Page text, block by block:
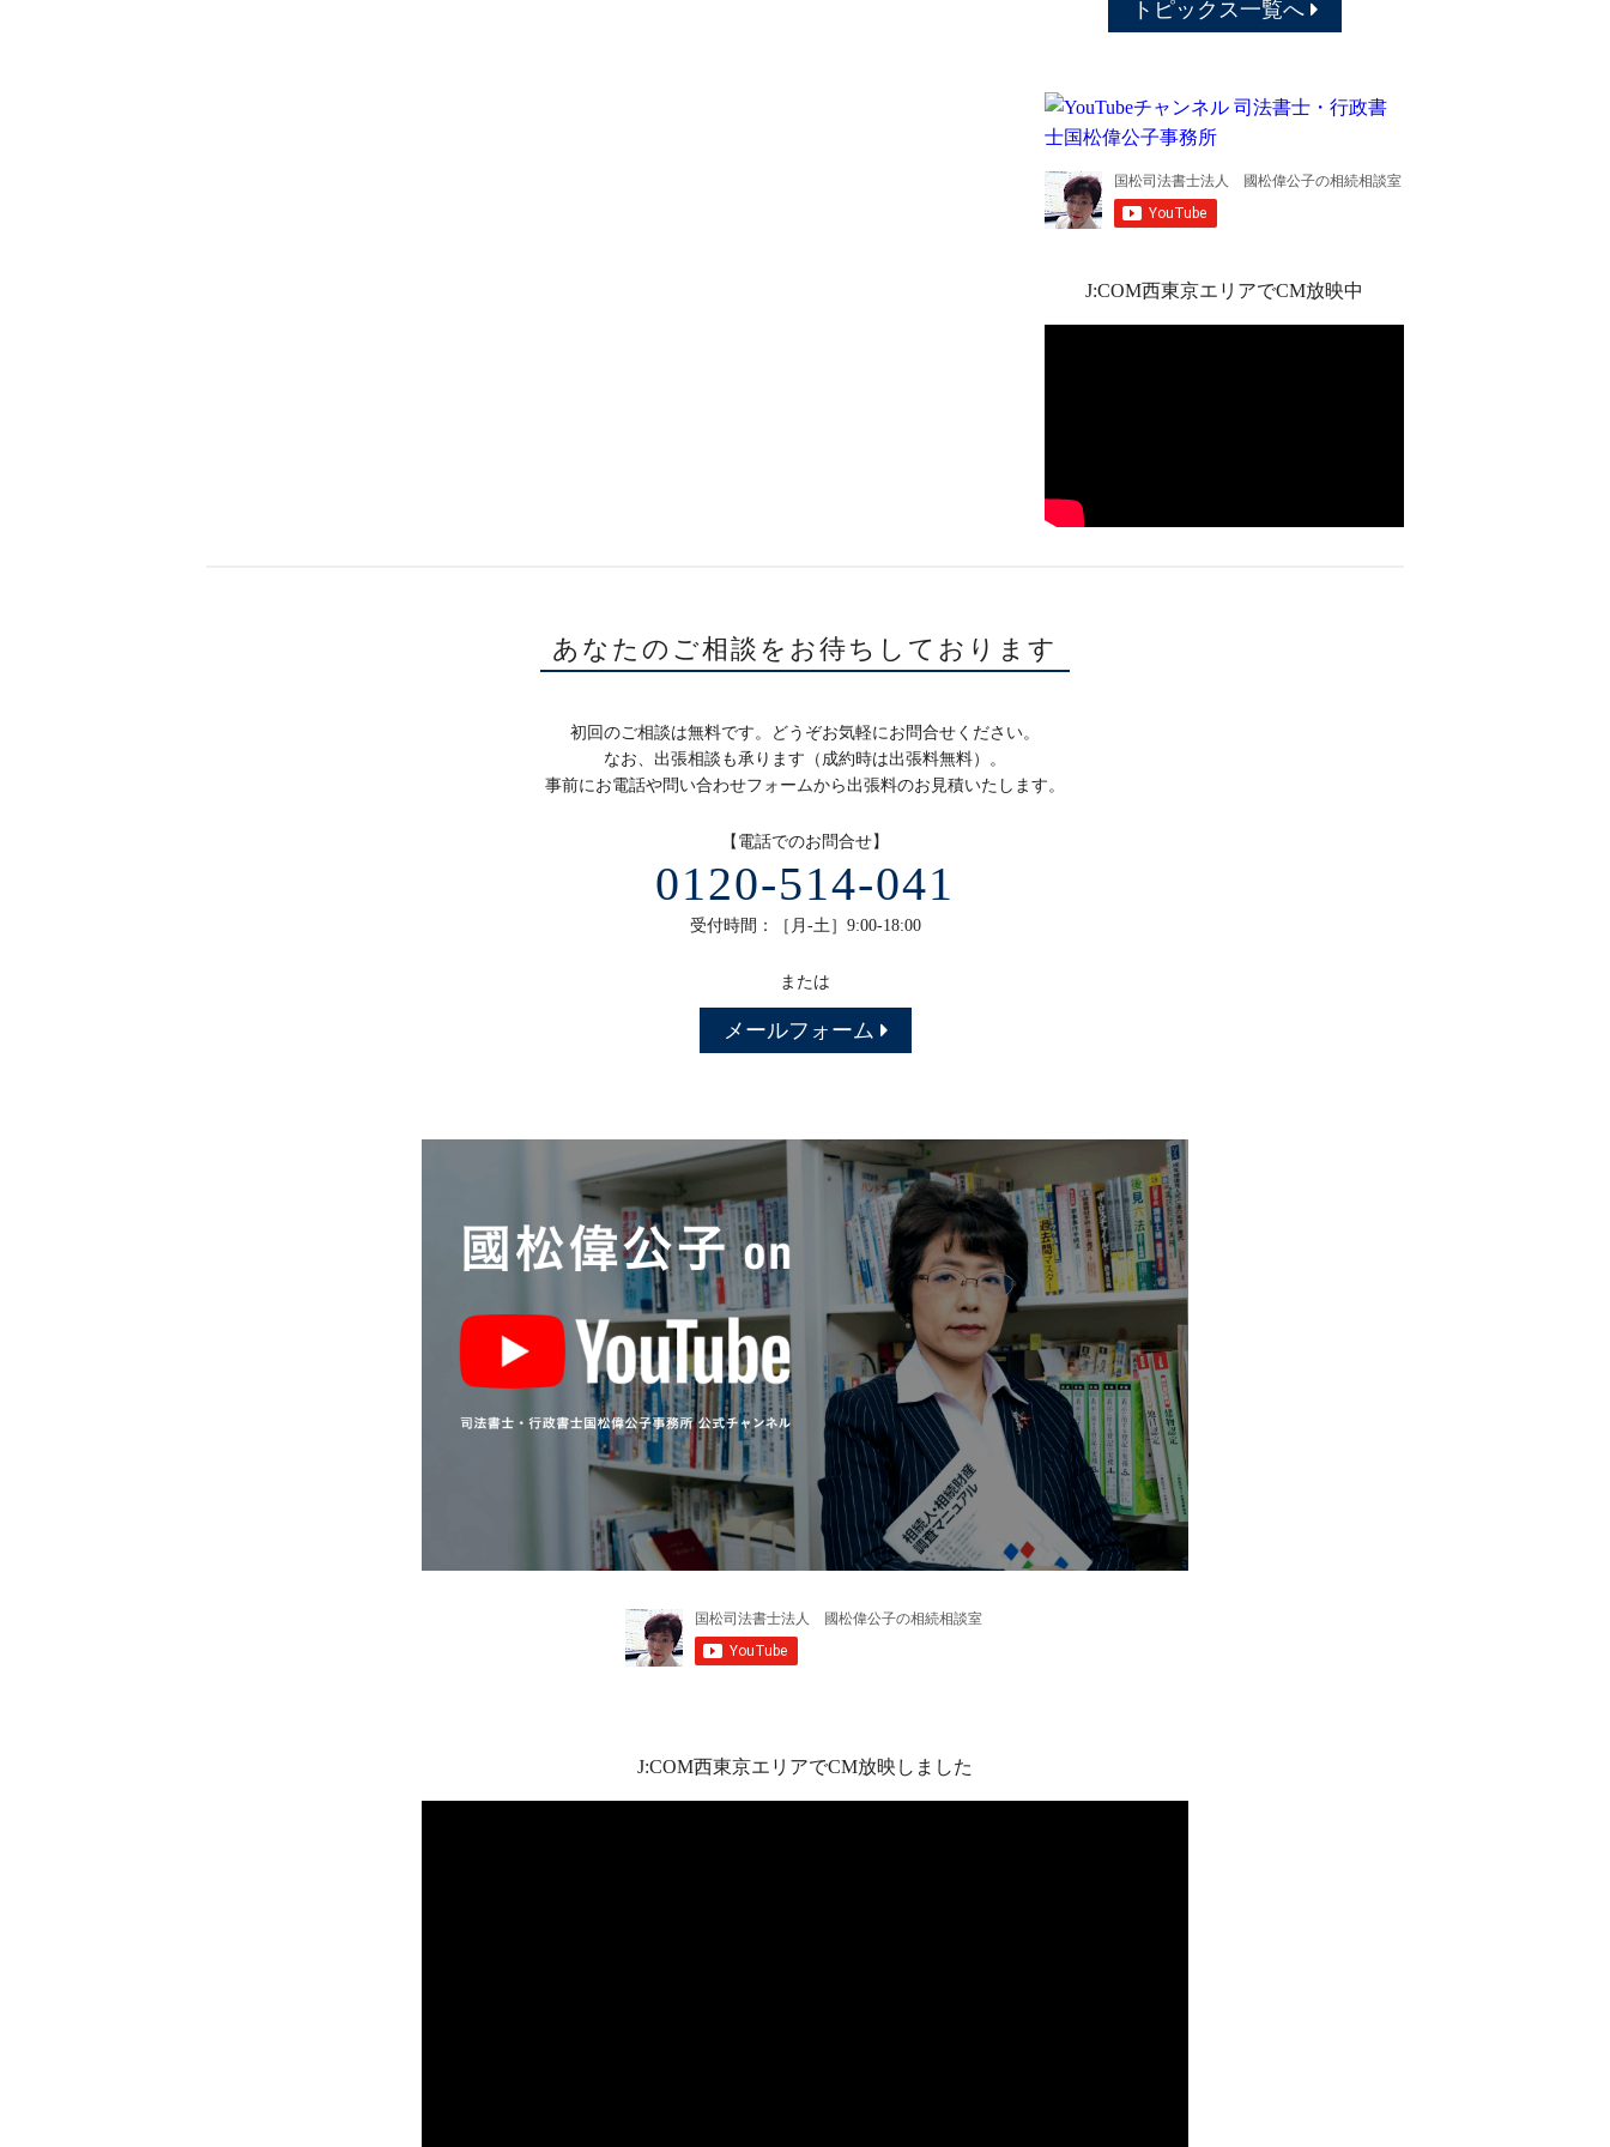
トピックス一覧へ
J:COM西東京エリアでCM放映中
あなたのご相談をお待ちしております
初回のご相談は無料です。どうぞお気軽にお問合せください。
なお、出張相談も承ります（成約時は出張料無料）。
事前にお電話や問い合わせフォームから出張料のお見積いたします。
【電話でのお問合せ】
0120-514-041
受付時間：［月-土］9:00-18:00
または
メールフォーム
J:COM西東京エリアでCM放映しました